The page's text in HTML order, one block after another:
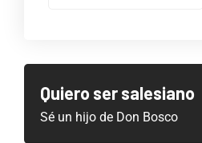
Quiero ser salesiano
Sé un hijo de Don Bosco